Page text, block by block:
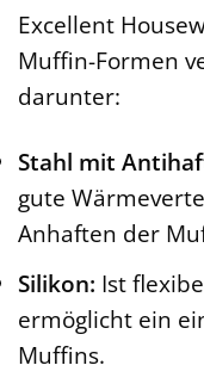
Excellent
Muffin-Formen
darunter:
Stahl mit
gute
Anhaften der
Silikon: Ist
ermöglicht ein
Muffins.